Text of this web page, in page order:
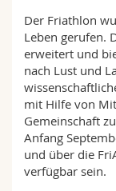
Der Friathlon
Leben gerufen.
erweitert und
nach Lust und
mit Hilfe von
Gemeinschaft
Anfang
und über die
verfügbar sein.